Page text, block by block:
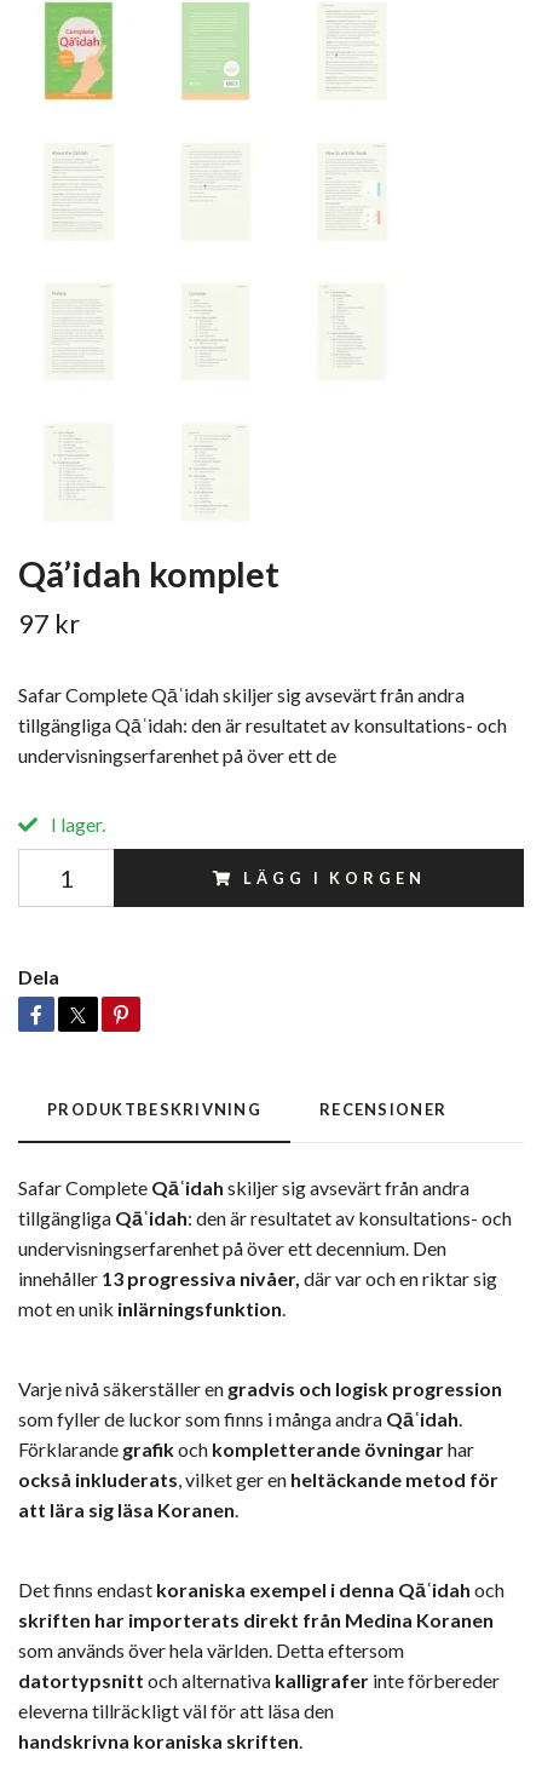
Qã’idah komplet
97 kr
Safar Complete Qāʿidah skiljer sig avsevärt från andra
tillgängliga Qāʿidah: den är resultatet av konsultations- och
undervisningserfarenhet på över ett de
I lager.
LÄGG I KORGEN
Dela
PRODUKTBESKRIVNING RECENSIONER
Safar Complete Qāʿidah skiljer sig avsevärt från andra
tillgängliga Qāʿidah: den är resultatet av konsultations- och
undervisningserfarenhet på över ett decennium. Den
innehåller 13 progressiva nivåer, där var och en riktar sig
mot en unik inlärningsfunktion.
Varje nivå säkerställer en gradvis och logisk progression
som fyller de luckor som finns i många andra Qāʿidah.
Förklarande grafikoch kompletterande övningarhar
också inkluderats, vilket ger en heltäckande metod för
att lära sig läsa Koranen.
Det finns endast koraniska exempel i denna Qāʿidah och
skriften har importerats direkt från Medina Koranen
som används över hela världen. Detta eftersom
datortypsnitt och alternativa kalligrafer inte förbereder
eleverna tillräckligt väl för att läsa den
handskrivna koraniska skriften.